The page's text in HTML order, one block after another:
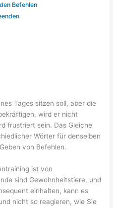
Befehlen
Tages sitzen soll, aber die
wird er nicht
frustriert sein. Das Gleiche
Wörter für denselben
von Befehlen.
ist von
sind Gewohnheitstiere, und
einhalten, kann es
nicht so reagieren, wie Sie